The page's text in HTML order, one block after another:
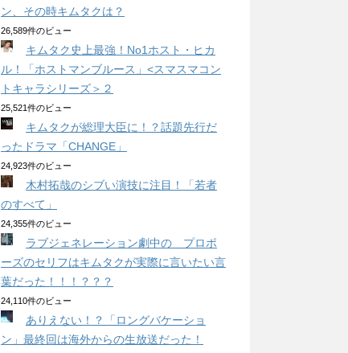
ン、その時キムタクは？
26,589件のビュー
キムタク史上最強！No1ホスト・ヒカ
ル！「ホストマンブルース」<スマスマコン
トキャラシリーズ＞２
25,521件のビュー
キムタクが総理大臣に！？話題先行だ
ったドラマ「CHANGE」
24,923件のビュー
木村拓哉のシブい演技に注目！「若者
のすべて」
24,355件のビュー
ラブジェネレーション劇中の プロポ
ーズのセリフはキムタクが実際に言いたい言
葉だった！！！？？？
24,110件のビュー
ありえない！？「ロングバケーショ
ン」最終回は海外からの生放送だった！